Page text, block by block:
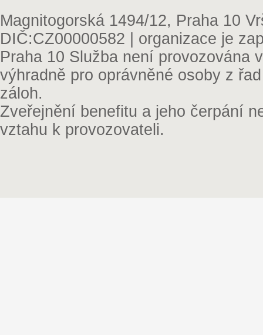
Magnitogorská 1494/12, Praha 10
DIČ:CZ00000582 | organizace je
Praha 10 Služba není provozována
výhradně pro oprávněné osoby z
záloh.
Zveřejnění benefitu a jeho čerpání
vztahu k provozovateli.